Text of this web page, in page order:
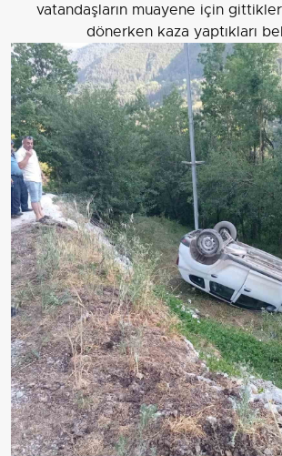
vatandaşların muayene için
dönerken kaza yaptıkları